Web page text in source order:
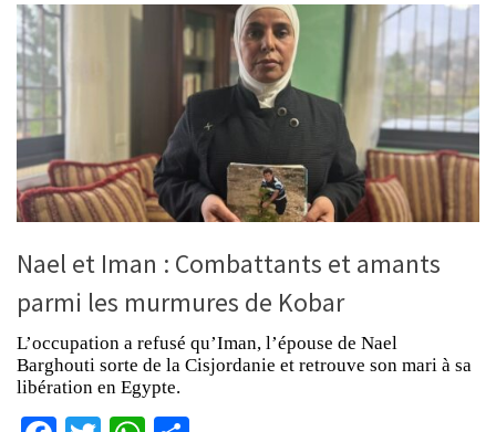
Nael et Iman : Combattants et amants
parmi les murmures de Kobar
L’occupation a refusé qu’Iman, l’épouse de Nael
Barghouti sorte de la Cisjordanie et retrouve son mari à sa
libération en Egypte.